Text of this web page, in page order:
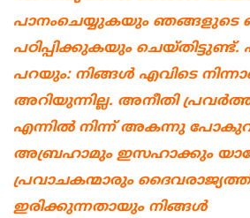
പാനംചെയ്യുകയും ഞങ്ങളുടെ
പഠിപ്പിക്കുകയും
പറയും: നിങ്ങള്‍ എവിടെ
അറിയുന്നില്ല. അനീതി
എന്നില്‍ നിന്ന് അകന്നു
അബ്രഹാമും ഇസഹാക്കും
പ്രവാചകന്മാരും
ഇരിക്കുന്നതായും നിങ്ങള്‍